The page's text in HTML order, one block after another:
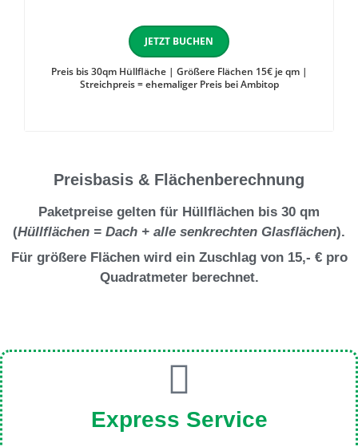
JETZT BUCHEN
Preis bis 30qm Hüllfläche | Größere Flächen 15€ je qm |
Streichpreis = ehemaliger Preis bei Ambitop
Preisbasis & Flächenberechnung
Paketpreise gelten für Hüllflächen bis 30 qm
(Hüllflächen = Dach + alle senkrechten Glasflächen).
Für größere Flächen wird ein Zuschlag von 15,- € pro
Quadratmeter berechnet.
Express Service